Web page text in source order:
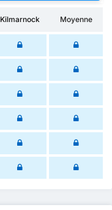
Kilmarnock Moyenne